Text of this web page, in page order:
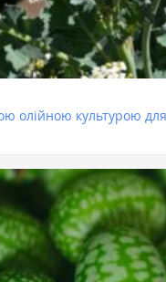
олійною культурою